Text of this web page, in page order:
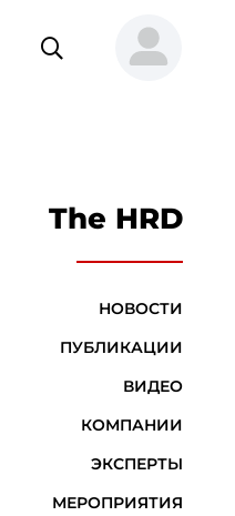
The HRD
НОВОСТИ
ПУБЛИКАЦИИ
ВИДЕО
КОМПАНИИ
ЭКСПЕРТЫ
МЕРОПРИЯТИЯ